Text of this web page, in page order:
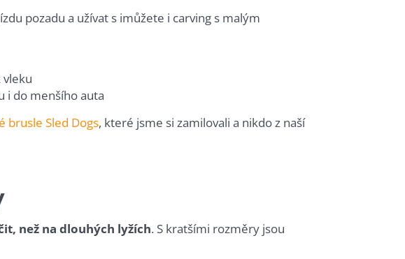
pozadu a užívat s imůžete i carving s malým
vleku
i do menšího auta
brusle Sled Dogs, které jsme si zamilovali a nikdo z naší
než na dlouhých lyžích. S kratšími rozměry jsou